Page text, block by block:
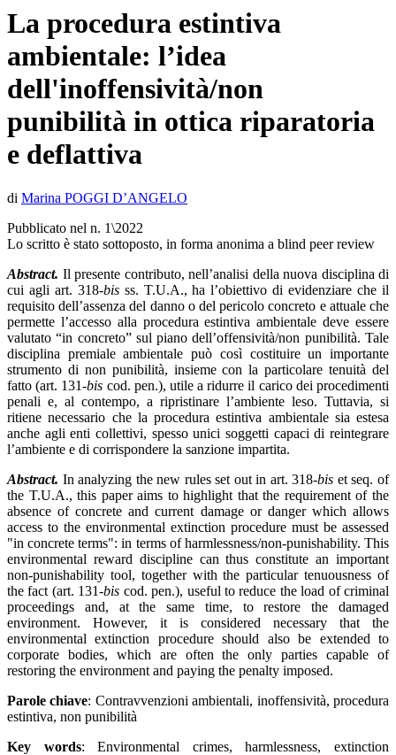
La procedura estintiva
ambientale: l’idea
dell'inoffensività/non
punibilità in ottica riparatoria
e deflattiva
di Marina POGGI D’ANGELO
Pubblicato nel n. 1\2022
Lo scritto è stato sottoposto, in forma anonima a blind peer review
Abstract. Il presente contributo, nell’analisi della nuova disciplina di
cui agli art. 318-bisss. T.U.A., ha l’obiettivo di evidenziare che il
requisito dell’assenza del danno o del pericolo concreto e attuale che
permette l’accesso alla procedura estintiva ambientale deve essere
valutato “in concreto” sul piano dell’offensività/non punibilità. Tale
disciplina premiale ambientale può così costituire un importante
strumento di non punibilità, insieme con la particolare tenuità del
fatto (art. 131-bis cod. pen.), utile a ridurre il carico dei procedimenti
penali e, al contempo, a ripristinare l’ambiente leso. Tuttavia, si
ritiene necessario che la procedura estintiva ambientale sia estesa
anche agli enti collettivi, spesso unici soggetti capaci di reintegrare
l’ambiente e di corrispondere la sanzione impartita.
Abstract. In analyzing the new rules set out in art. 318-bis et seq. of
the T.U.A., this paper aims to highlight that the requirement of the
absence of concrete and current damage or danger which allows
access to the environmental extinction procedure must be assessed
"in concrete terms": in terms of harmlessness/non-punishability. This
environmental reward discipline can thus constitute an important
non-punishability tool, together with the particular tenuousness of
the fact (art. 131-bis cod. pen.), useful to reduce the load of criminal
proceedings and, at the same time, to restore the damaged
environment. However, it is considered necessary that the
environmental extinction procedure should also be extended to
corporate bodies, which are often the only parties capable of
restoring the environment and paying the penalty imposed.
Parole chiave: Contravvenzioni ambientali, inoffensività, procedura
estintiva, non punibilità
Key words:Environmental crimes, harmlessness, extinction